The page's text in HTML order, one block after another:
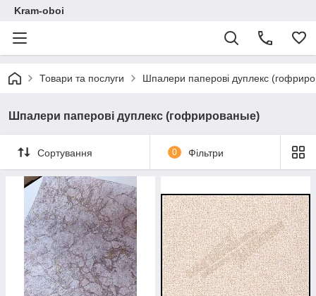
Kram-oboi
Товари та послуги Шпалери паперові дуплекс
Шпалери паперові дуплекс (гофрированые)
Сортування 0 Фільтри